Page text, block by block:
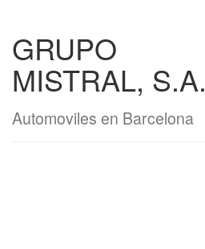
GRUPO
MISTRAL, S.A.
Automoviles en Barcelona